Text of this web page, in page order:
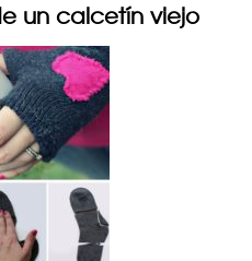
un calcetín viejo